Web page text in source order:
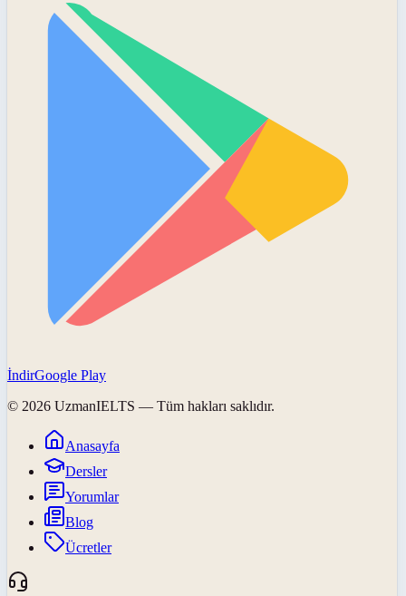
İndirGoogle Play
© 2026 UzmanIELTS — Tüm hakları saklıdır.
Anasayfa
Dersler
Yorumlar
Blog
Ücretler